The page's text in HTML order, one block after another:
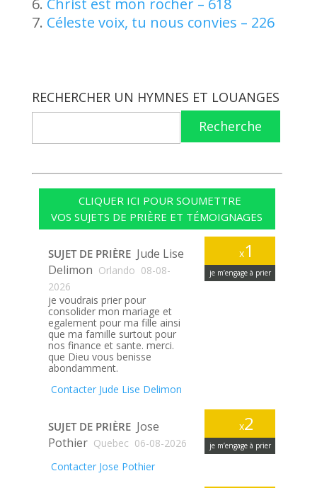
Céleste voix, tu nous convies – 226
RECHERCHER UN HYMNES ET LOUANGES
Recherche
CLIQUER ICI POUR SOUMETTRE
VOS SUJETS DE PRIÈRE ET TÉMOIGNAGES
x1
je m’engage à prier
SUJET DE PRIÈRE Jude Lise
Delimon Orlando 08-08-
2026
je voudrais prier pour
consolider mon mariage et
egalement pour ma fille ainsi
que ma famille surtout pour
nos finance et sante. merci.
que Dieu vous benisse
abondamment.
Contacter Jude Lise Delimon
x2
je m’engage à prier
SUJET DE PRIÈRE Jose
Pothier Quebec 06-08-2026
Contacter Jose Pothier